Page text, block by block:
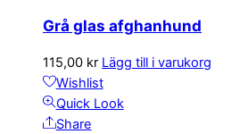
Grå glas afghanhund
115,00 kr Lägg till i varukorg
Wishlist
Quick Look
Share